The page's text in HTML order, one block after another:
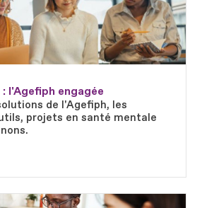
l'Agefiph engagée
de l'Agefiph, les
projets en santé mentale